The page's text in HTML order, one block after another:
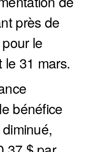
près de
le
le 31 mars.
bénéfice